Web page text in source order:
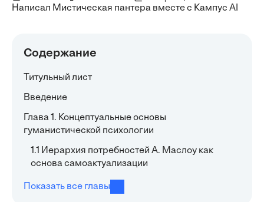
Написал Мистическая пантера вместе с Кампус AI
Содержание
Титульный лист
Введение
Глава 1. Концептуальные основы
гуманистической психологии
1.1 Иерархия потребностей А. Маслоу как
основа самоактуализации
Показать все главы